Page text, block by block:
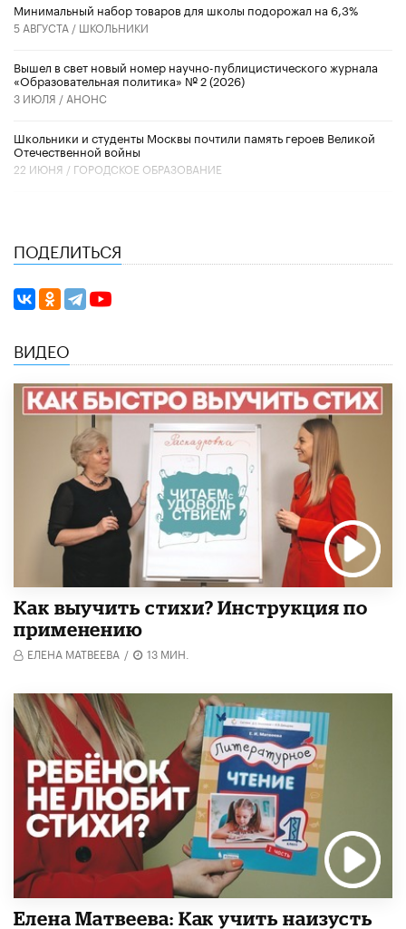
Минимальный набор товаров для школы подорожал на 6,3%
5 АВГУСТА / ШКОЛЬНИКИ
Вышел в свет новый номер научно-публицистического журнала
«Образовательная политика» № 2 (2026)
3 ИЮЛЯ / АНОНС
Школьники и студенты Москвы почтили память героев Великой
Отечественной войны
22 ИЮНЯ / ГОРОДСКОЕ ОБРАЗОВАНИЕ
ПОДЕЛИТЬСЯ
ВИДЕО
Как выучить стихи? Инструкция по
применению
ЕЛЕНА МАТВЕЕВА / 13 МИН.
Елена Матвеева: Как учить наизусть